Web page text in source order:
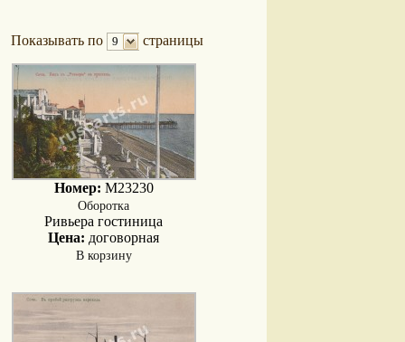
Показывать по 9 страницы
Номер: M23230
Оборотка
Ривьера гостиница
Цена: договорная
В корзину